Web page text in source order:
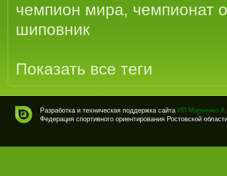
чемпион мира, чемпионат
шиповник
Показать все теги
вно
Разработка и техническая поддержка сайта ИП Марченко
Федерация спортивного ориентирования Ростовской